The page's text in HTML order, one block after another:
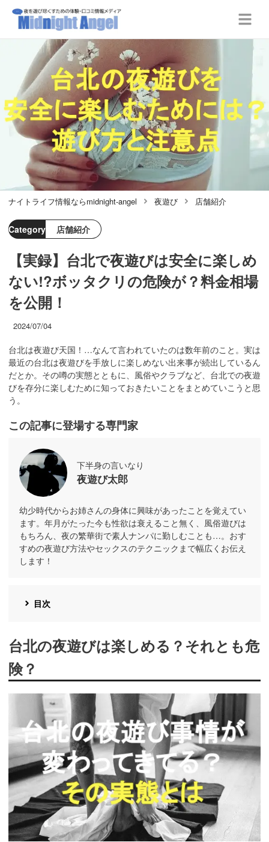
ナイトライフ情報ならmidnight-angel 夜遊び 店舗紹介
Category 店舗紹介
【実録】台北で夜遊びは安全に楽しめ
ない!?ボッタクリの危険が？料金相場
を公開！
2024/07/04
台北は夜遊び天国！…なんて言われていたのは数年前のこと。実は
最近の台北は夜遊びを手放しに楽しめない出来事が続出しているん
だとか。その噂の実態とともに、風俗やクラブなど、台北での夜遊
びを存分に楽しむために知っておきたいことをまとめていこうと思
う。
この記事に登場する専門家
下半身の言いなり
夜遊び太郎
幼少時代からお姉さんの身体に興味があったことを覚えてい
ます。年月がたった今も性欲は衰えること無く、風俗遊びは
もちろん、夜の繁華街で素人ナンパに勤しむことも…。おす
すめの夜遊び方法やセックスのテクニックまで幅広くお伝え
します！
目次
台北の夜遊びは楽しめる？それとも危
険？